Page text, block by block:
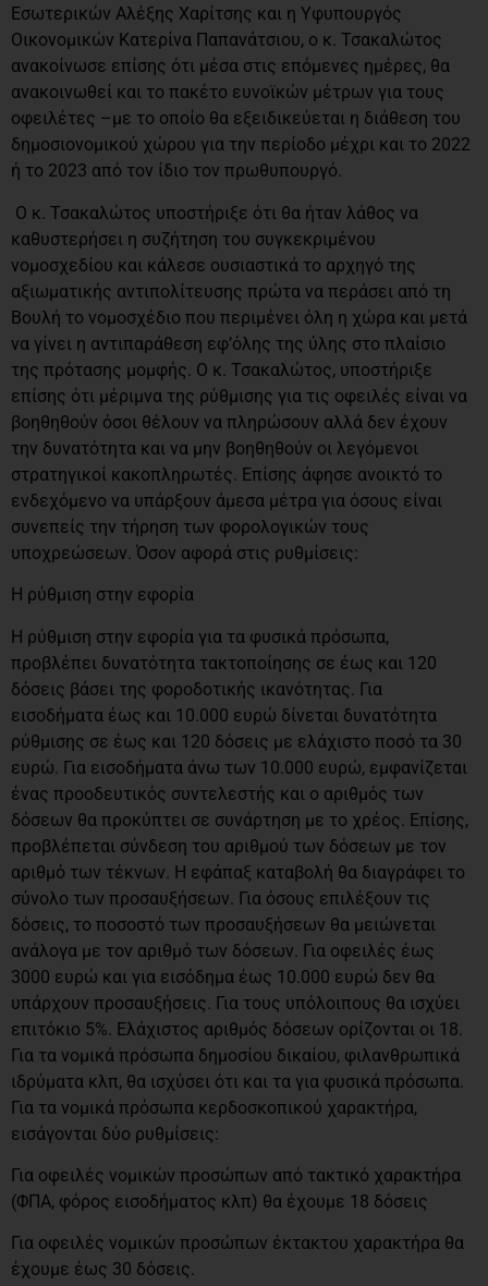
Εσωτερικών Αλέξης Χαρίτσης και η Υφυπουργός
Οικονομικών Κατερίνα Παπανάτσιου, ο κ. Τσακαλώτος
ανακοίνωσε επίσης ότι μέσα στις επόμενες ημέρες, θα
ανακοινωθεί και το πακέτο ευνοϊκών μέτρων για τους
οφειλέτες –με το οποίο θα εξειδικεύεται η διάθεση του
δημοσιονομικού χώρου για την περίοδο μέχρι και το 2022
ή το 2023 από τον ίδιο τον πρωθυπουργό.
Ο κ. Τσακαλώτος υποστήριξε ότι θα ήταν λάθος να
καθυστερήσει η συζήτηση του συγκεκριμένου
νομοσχεδίου και κάλεσε ουσιαστικά το αρχηγό της
αξιωματικής αντιπολίτευσης πρώτα να περάσει από τη
Βουλή το νομοσχέδιο που περιμένει όλη η χώρα και μετά
να γίνει η αντιπαράθεση εφ’όλης της ύλης στο πλαίσιο
της πρότασης μομφής. Ο κ. Τσακαλώτος, υποστήριξε
επίσης ότι μέριμνα της ρύθμισης για τις οφειλές είναι να
βοηθηθούν όσοι θέλουν να πληρώσουν αλλά δεν έχουν
την δυνατότητα και να μην βοηθηθούν οι λεγόμενοι
στρατηγικοί κακοπληρωτές. Επίσης άφησε ανοικτό το
ενδεχόμενο να υπάρξουν άμεσα μέτρα για όσους είναι
συνεπείς την τήρηση των φορολογικών τους
υποχρεώσεων. Όσον αφορά στις ρυθμίσεις:
Η ρύθμιση στην εφορία
Η ρύθμιση στην εφορία για τα φυσικά πρόσωπα,
προβλέπει δυνατότητα τακτοποίησης σε έως και 120
δόσεις βάσει της φοροδοτικής ικανότητας. Για
εισοδήματα έως και 10.000 ευρώ δίνεται δυνατότητα
ρύθμισης σε έως και 120 δόσεις με ελάχιστο ποσό τα 30
ευρώ. Για εισοδήματα άνω των 10.000 ευρώ, εμφανίζεται
ένας προοδευτικός συντελεστής και ο αριθμός των
δόσεων θα προκύπτει σε συνάρτηση με το χρέος. Επίσης,
προβλέπεται σύνδεση του αριθμού των δόσεων με τον
αριθμό των τέκνων. Η εφάπαξ καταβολή θα διαγράφει το
σύνολο των προσαυξήσεων. Για όσους επιλέξουν τις
δόσεις, το ποσοστό των προσαυξήσεων θα μειώνεται
ανάλογα με τον αριθμό των δόσεων. Για οφειλές έως
3000 ευρώ και για εισόδημα έως 10.000 ευρώ δεν θα
υπάρχουν προσαυξήσεις. Για τους υπόλοιπους θα ισχύει
επιτόκιο 5%. Ελάχιστος αριθμός δόσεων ορίζονται οι 18.
Για τα νομικά πρόσωπα δημοσίου δικαίου, φιλανθρωπικά
ιδρύματα κλπ, θα ισχύσει ότι και τα για φυσικά πρόσωπα.
Για τα νομικά πρόσωπα κερδοσκοπικού χαρακτήρα,
εισάγονται δύο ρυθμίσεις:
Για οφειλές νομικών προσώπων από τακτικό χαρακτήρα
(ΦΠΑ, φόρος εισοδήματος κλπ) θα έχουμε 18 δόσεις
Για οφειλές νομικών προσώπων έκτακτου χαρακτήρα θα
έχουμε έως 30 δόσεις.